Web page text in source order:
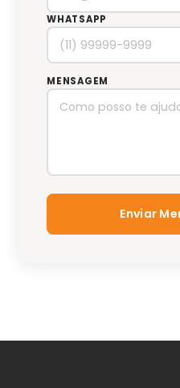
WHATSAPP
MENSAGEM
Enviar